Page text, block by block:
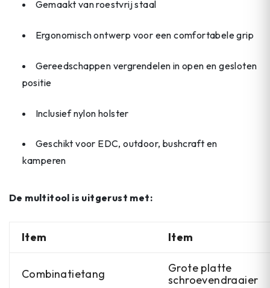
Gemaakt van roestvrij staal
Ergonomisch ontwerp voor een comfortabele grip
Gereedschappen vergrendelen in open en gesloten
positie
Inclusief nylon holster
Geschikt voor EDC, outdoor, bushcraft en
kamperen
De multitool is uitgerust met:
Item Item
Combinatietang
Grote platte
schroevendraaier